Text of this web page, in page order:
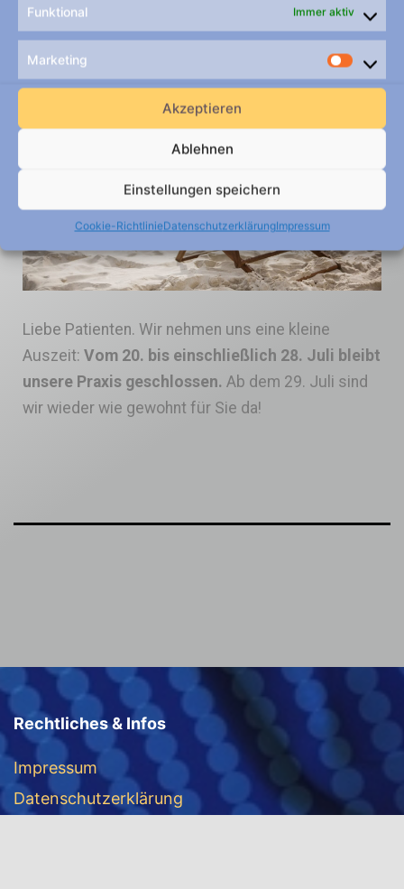
Funktional Immer aktiv
Marketing
Akzeptieren
Ablehnen
Einstellungen speichern
Cookie-RichtlinieDatenschutzerklärungImpressum
Liebe Patienten. Wir nehmen uns eine kleine
Auszeit: Vom 20. bis einschließlich 28. Juli bleibt
unsere Praxis geschlossen. Ab dem 29. Juli sind
wir wieder wie gewohnt für Sie da!
Rechtliches & Infos
Impressum
Datenschutzerklärung